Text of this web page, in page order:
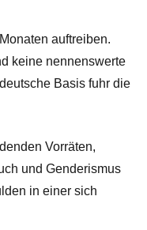
auftreiben.
keine nennenswerte
Basis fuhr die
Vorräten,
und Genderismus
in einer sich